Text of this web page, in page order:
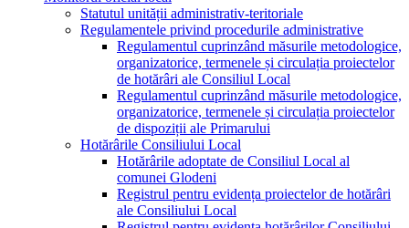
Statutul unității administrativ-teritoriale
Regulamentele privind procedurile administrative
Regulamentul cuprinzând măsurile metodologice,
organizatorice, termenele și circulația proiectelor
de hotărâri ale Consiliul Local
Regulamentul cuprinzând măsurile metodologice,
organizatorice, termenele și circulația proiectelor
de dispoziții ale Primarului
Hotărârile Consiliului Local
Hotărârile adoptate de Consiliul Local al
comunei Glodeni
Registrul pentru evidența proiectelor de hotărâri
ale Consiliului Local